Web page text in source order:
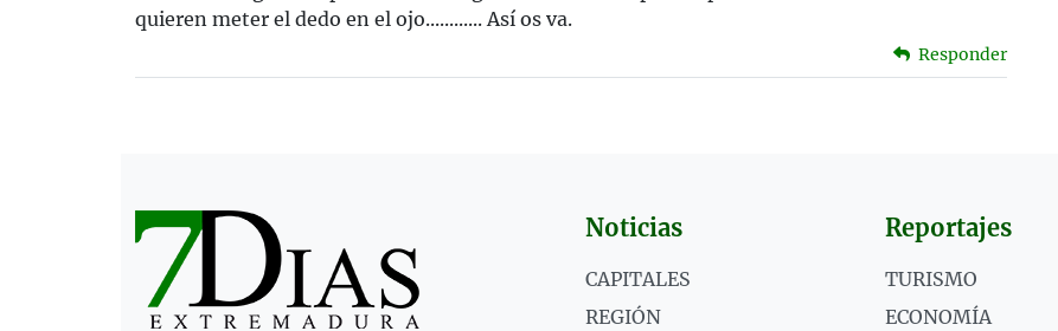
quieren meter el dedo en el ojo............ Así os va.
Responder
Noticias
CAPITALES
REGIÓN
Reportajes
TURISMO
ECONOMÍA